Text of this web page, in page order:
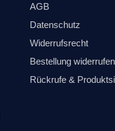
AGB
Datenschutz
Widerrufsrecht
Bestellung widerrufen
Rückrufe &